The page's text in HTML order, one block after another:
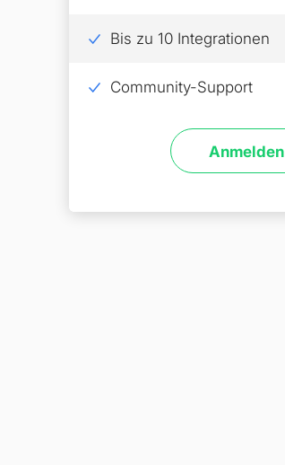
Bis zu 10 Integrationen
Community-Support
Anmelden